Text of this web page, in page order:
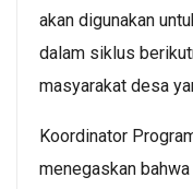
akan digunakan
dalam siklus
masyarakat desa
Koordinator
menegaskan